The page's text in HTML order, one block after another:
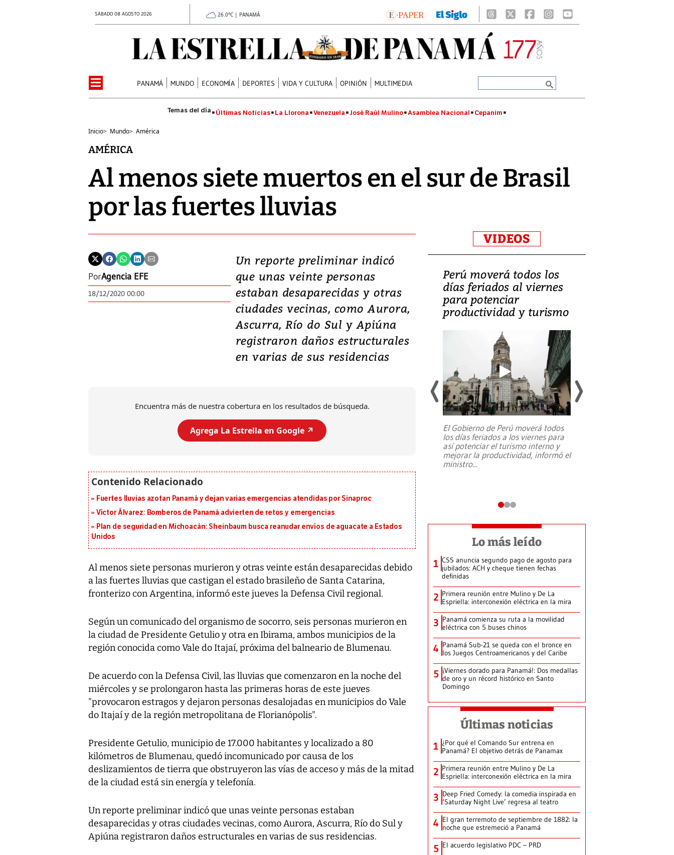
SÁBADO 08 AGOSTO 2026 26.0°C | PANAMÁ
PANAMÁ MUNDO ECONOMÍA DEPORTES VIDA Y CULTURA OPINIÓN MULTIMEDIA
Últimas Noticias La Llorona Venezuela José Raúl Mulino Asamblea Nacional Cepanim
Inicio> Mundo> América
AMÉRICA
Al menos siete muertos en el sur de Brasil
por las fuertes lluvias
PorAgencia EFE
18/12/2020 00:00
Un reporte preliminar indicó
que unas veinte personas
estaban desaparecidas y otras
ciudades vecinas, como Aurora,
Ascurra, Río do Sul y Apiúna
registraron daños estructurales
en varias de sus residencias
Encuentra más de nuestra cobertura en los resultados de búsqueda.
Agrega La Estrella en Google ↗️
Fuertes lluvias azotan Panamá y dejan varias emergencias atendidas por Sinaproc
Víctor Álvarez: Bomberos de Panamá advierten de retos y emergencias
Plan de seguridad en Michoacán: Sheinbaum busca reanudar envíos de aguacate a Estados
Unidos
Al menos siete personas murieron y otras veinte están desaparecidas debido
a las fuertes lluvias que castigan el estado brasileño de Santa Catarina,
fronterizo con Argentina, informó este jueves la Defensa Civil regional.
Según un comunicado del organismo de socorro, seis personas murieron en
la ciudad de Presidente Getulio y otra en Ibirama, ambos municipios de la
región conocida como Vale do Itajaí, próxima del balneario de Blumenau.
De acuerdo con la Defensa Civil, las lluvias que comenzaron en la noche del
miércoles y se prolongaron hasta las primeras horas de este jueves
"provocaron estragos y dejaron personas desalojadas en municipios do Vale
do Itajaí y de la región metropolitana de Florianópolis".
Presidente Getulio, municipio de 17.000 habitantes y localizado a 80
kilómetros de Blumenau, quedó incomunicado por causa de los
deslizamientos de tierra que obstruyeron las vías de acceso y más de la mitad
de la ciudad está sin energía y telefonía.
Un reporte preliminar indicó que unas veinte personas estaban
desaparecidas y otras ciudades vecinas, como Aurora, Ascurra, Río do Sul y
Apiúna registraron daños estructurales en varias de sus residencias.
VIDEOS
Video: Lula lanza su
candidatura con
promesas de inversión
en defensa, educación y
tierras raras
Entre recuerdos y escuetas
Perú moverá todos los
días feriados al viernes
para potenciar
productividad y turismo
El Gobierno de Perú moverá todos
los días feriados a los viernes para
así potenciar el turismo interno y
mejorar la productividad, informó el
ministro...
Lo más leído
1 CSS anuncia segundo pago de agosto para
jubilados: ACH y cheque tienen fechas
definidas
2 Primera reunión entre Mulino y De La
Espriella: interconexión eléctrica en la mira
3 Panamá comienza su ruta a la movilidad
eléctrica con 5 buses chinos
4 Panamá Sub-21 se queda con el bronce en
los Juegos Centroamericanos y del Caribe
5 ¡Viernes dorado para Panamá!: Dos medallas
de oro y un récord histórico en Santo
Domingo
Últimas noticias
1 ¿Por qué el Comando Sur entrena en
Panamá? El objetivo detrás de Panamax
2 Primera reunión entre Mulino y De La
Espriella: interconexión eléctrica en la mira
3 Deep Fried Comedy: la comedia inspirada en
‘Saturday Night Live’ regresa al teatro
4 El gran terremoto de septiembre de 1882: la
noche que estremeció a Panamá
5 El acuerdo legislativo PDC – PRD